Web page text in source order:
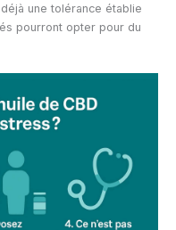
une tolérance établie
pourront opter pour du